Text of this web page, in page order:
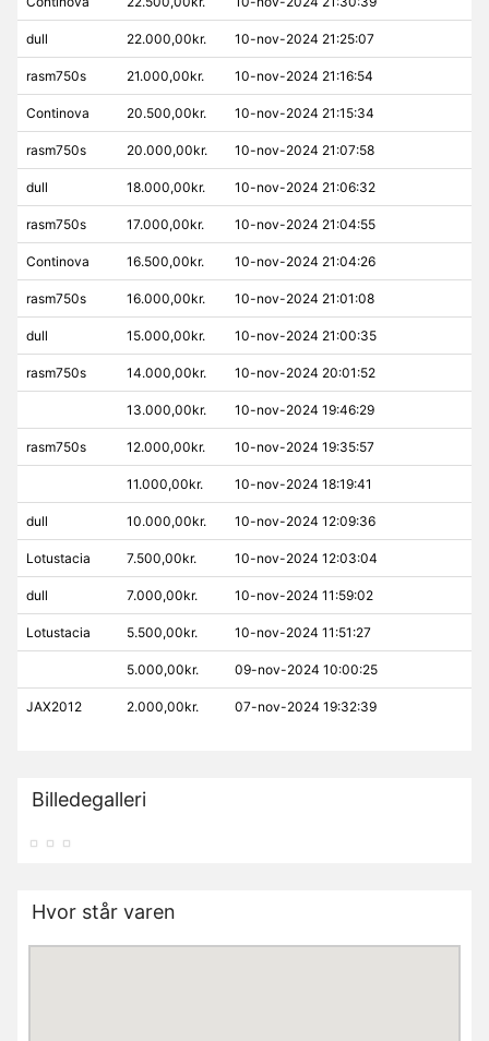
dull 22.000,00kr. 10-nov-2024 21:25:07
rasm750s 21.000,00kr. 10-nov-2024 21:16:54
Continova 20.500,00kr. 10-nov-2024 21:15:34
rasm750s 20.000,00kr. 10-nov-2024 21:07:58
dull 18.000,00kr. 10-nov-2024 21:06:32
rasm750s 17.000,00kr. 10-nov-2024 21:04:55
Continova 16.500,00kr. 10-nov-2024 21:04:26
rasm750s 16.000,00kr. 10-nov-2024 21:01:08
dull 15.000,00kr. 10-nov-2024 21:00:35
rasm750s 14.000,00kr. 10-nov-2024 20:01:52
13.000,00kr. 10-nov-2024 19:46:29
rasm750s 12.000,00kr. 10-nov-2024 19:35:57
11.000,00kr. 10-nov-2024 18:19:41
dull 10.000,00kr. 10-nov-2024 12:09:36
Lotustacia 7.500,00kr. 10-nov-2024 12:03:04
dull 7.000,00kr. 10-nov-2024 11:59:02
Lotustacia 5.500,00kr. 10-nov-2024 11:51:27
5.000,00kr. 09-nov-2024 10:00:25
JAX2012 2.000,00kr. 07-nov-2024 19:32:39
Billedegalleri
Hvor står varen